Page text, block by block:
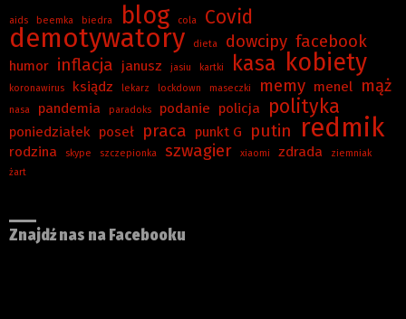
aids beemka biedra blog cola Covid
demotywatory dieta dowcipy facebook
humor inflacja janusz jasiu kartki kasa kobiety
koronawirus ksiądz lekarz lockdown maseczki memy menel mąż
nasa pandemia paradoks podanie policja polityka
poniedziałek poseł praca punkt G putin redmik
rodzina skype szczepionka szwagier xiaomi zdrada
ziemniak
żart
Znajdź nas na Facebooku